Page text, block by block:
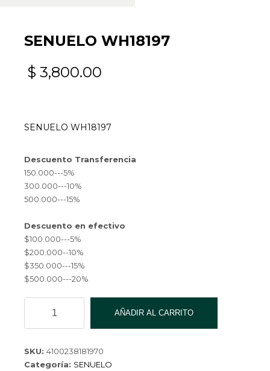
SENUELO WH18197
$ 3,800.00
SENUELO WH18197
Descuento Transferencia
150.000---5%
300.000---10%
500.000---15%
Descuento en efectivo
$100.000---5%
$200.000--10%
$350.000---15%
$500.000---20%
WH18197
cantidad
AÑADIR AL CARRITO
SKU: 4100238181970
Categoría: SENUELO